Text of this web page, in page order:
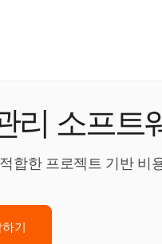
리 소프트
합한 프로젝트 기반 비
기